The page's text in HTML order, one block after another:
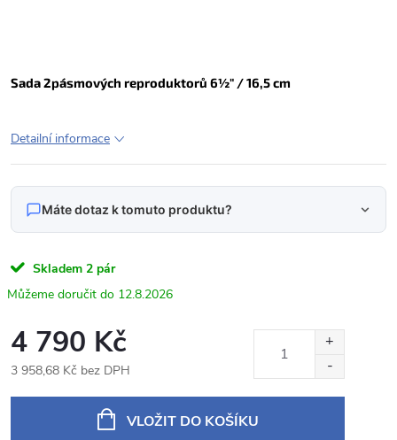
Sada 2pásmových reproduktorů 6½" / 16,5 cm
Detailní informace
Máte dotaz k tomuto produktu?
Napište nám svůj dotaz
Skladem 2 pár
12.8.2026
4 790 Kč
3 958,68 Kč bez DPH
VLOŽIT DO KOŠÍKU